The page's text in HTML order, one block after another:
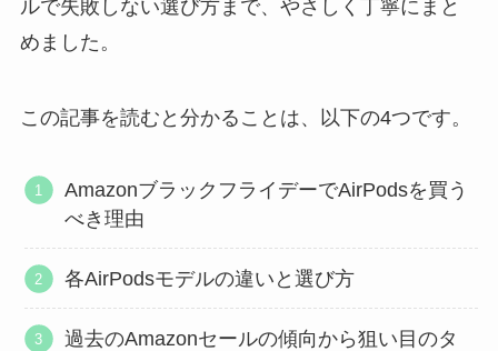
ルで失敗しない選び方まで、やさしく丁寧にまと
めました。
この記事を読むと分かることは、以下の4つです。
AmazonブラックフライデーでAirPodsを買う
べき理由
各AirPodsモデルの違いと選び方
過去のAmazonセールの傾向から狙い目のタ